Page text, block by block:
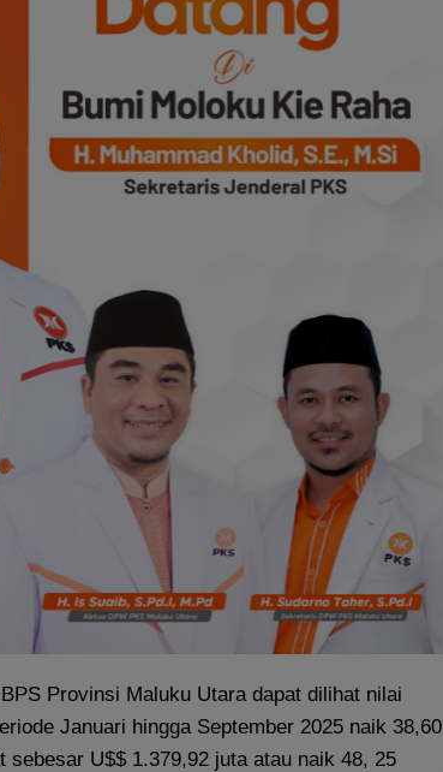
Provinsi Maluku Utara dapat dilihat nilai
Januari hingga September 2025 naik 38,60
sebesar U$$ 1.379,92 juta atau naik 48, 25